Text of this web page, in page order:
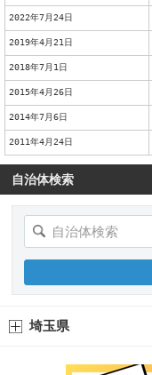
2022年7月24日
2019年4月21日
2018年7月1日
2015年4月26日
2014年7月6日
2011年4月24日
自治体検索
埼玉県